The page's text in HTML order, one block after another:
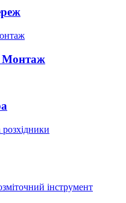
Монтаж
розхідники